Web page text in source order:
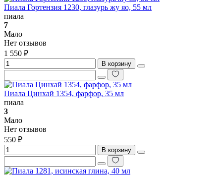
Пиала Гортензия 1230, глазурь жу яо, 55 мл
пиала
7
Мало
Нет отзывов
1 550 ₽
В корзину
Пиала Цинхай 1354, фарфор, 35 мл
пиала
3
Мало
Нет отзывов
550 ₽
В корзину